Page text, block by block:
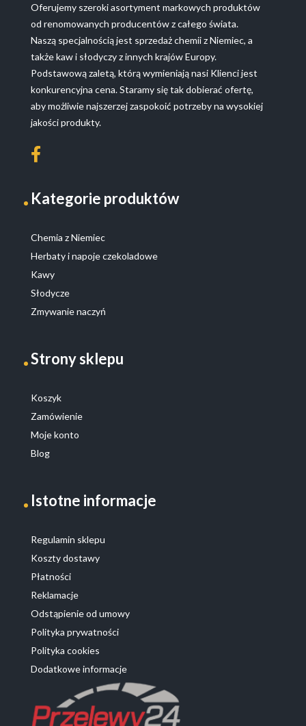
Oferujemy szeroki asortyment markowych produktów
od renomowanych producentów z całego świata.
Naszą specjalnością jest sprzedaż chemii z Niemiec, a
także kaw i słodyczy z innych krajów Europy.
Podstawową zaletą, którą wymieniają nasi Klienci jest
konkurencyjna cena. Staramy się tak dobierać ofertę,
aby możliwie najszerzej zaspokoić potrzeby na wysokiej
jakości produkty.
Kategorie produktów
Chemia z Niemiec
Herbaty i napoje czekoladowe
Kawy
Słodycze
Zmywanie naczyń
Strony sklepu
Koszyk
Zamówienie
Moje konto
Blog
Istotne informacje
Regulamin sklepu
Koszty dostawy
Płatności
Reklamacje
Odstąpienie od umowy
Polityka prywatności
Polityka cookies
Dodatkowe informacje